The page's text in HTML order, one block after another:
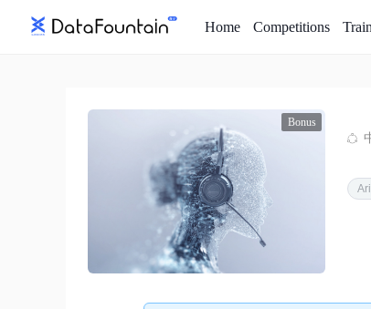
Home Competitions
Bonus